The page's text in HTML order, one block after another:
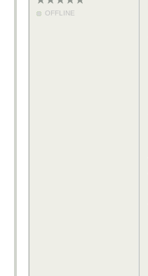
OFFLINE